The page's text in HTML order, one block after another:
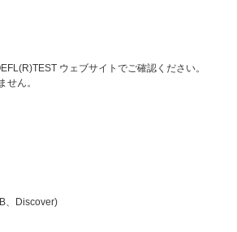
ウェブサイトでご確認ください。
せん。
、Discover)